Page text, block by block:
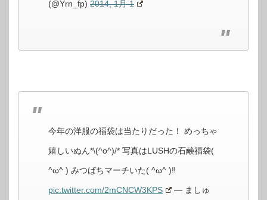
(@Yrn_fp) 2014, 1月 1
今年の洋服の福袋は当たりだった！ めっちゃ
嬉しいぬん*\(^o^)/* 写真はLUSHの石鹸福袋(
^ω^ ) みつばちマーチいた( ^ω^ )‼︎
pic.twitter.com/2mCNCW3KPS — ましゅ